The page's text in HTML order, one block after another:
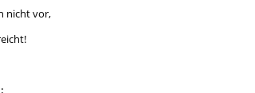
nicht vor,